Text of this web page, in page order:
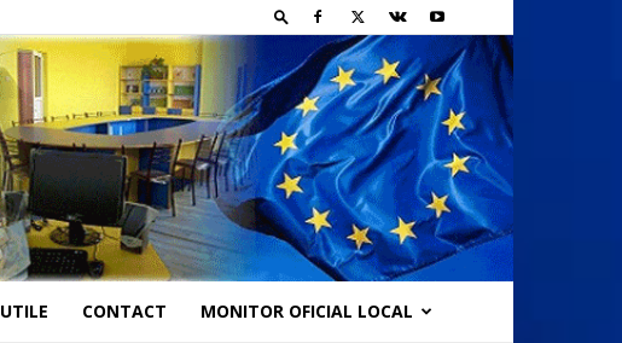
UTILE CONTACT MONITOR OFICIAL LOCAL